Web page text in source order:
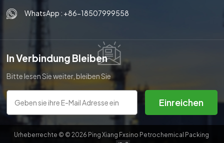
WhatsApp : +86-18507999558
In Verbindung Bleiben
Bitte lesen Sie weiter, bleiben Sie
auf dem Laufenden, abonnieren
Sie uns und wir heißen Sie
herzlich willkommen, uns Ihre
Meinung mitzuteilen.
Einreichen
Urheberrechte © © 2026 Ping Xiang Fxsino Petrochemical Packing